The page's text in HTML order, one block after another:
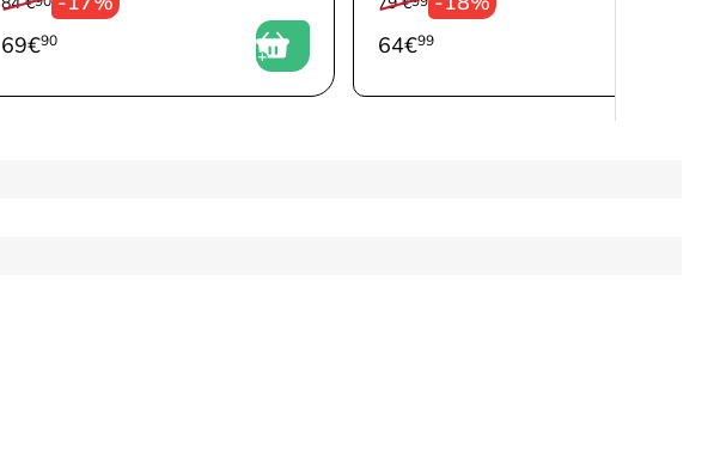
69€90 64€99